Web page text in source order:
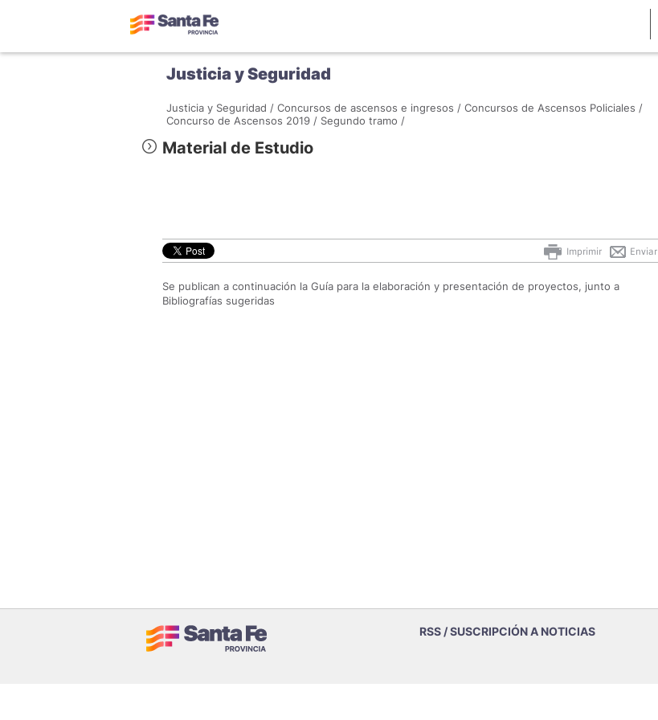
Justicia y Seguridad
Justicia y Seguridad / Concursos de ascensos e ingresos / Concursos de Ascensos Policiales /
Concurso de Ascensos 2019 / Segundo tramo /
Material de Estudio
Enviar
Imprimir
Se publican a continuación la Guía para la elaboración y presentación de proyectos, junto a
Bibliografías sugeridas
RSS / SUSCRIPCIÓN A NOTICIAS